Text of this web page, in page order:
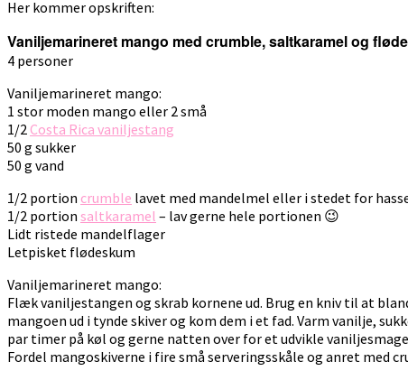
Her kommer opskriften:
Vaniljemarineret mango med crumble, saltkaramel og
4 personer
Vaniljemarineret mango:
1 stor moden mango eller 2 små
1/2Costa Rica vaniljestang
50 g sukker
50 g vand
1/2 portion crumble lavet med mandelmel eller i stedet for
1/2 portion saltkaramel – lav gerne hele portionen 😉
Lidt ristede mandelflager
Letpisket flødeskum
Vaniljemarineret mango:
Flæk vaniljestangen og skrab kornene ud. Brug en kniv til at
mangoen ud i tynde skiver og kom dem i et fad. Varm vanilje,
par timer på køl og gerne natten over for et udvikle
Fordel mangoskiverne i fire små serveringsskåle og anret med